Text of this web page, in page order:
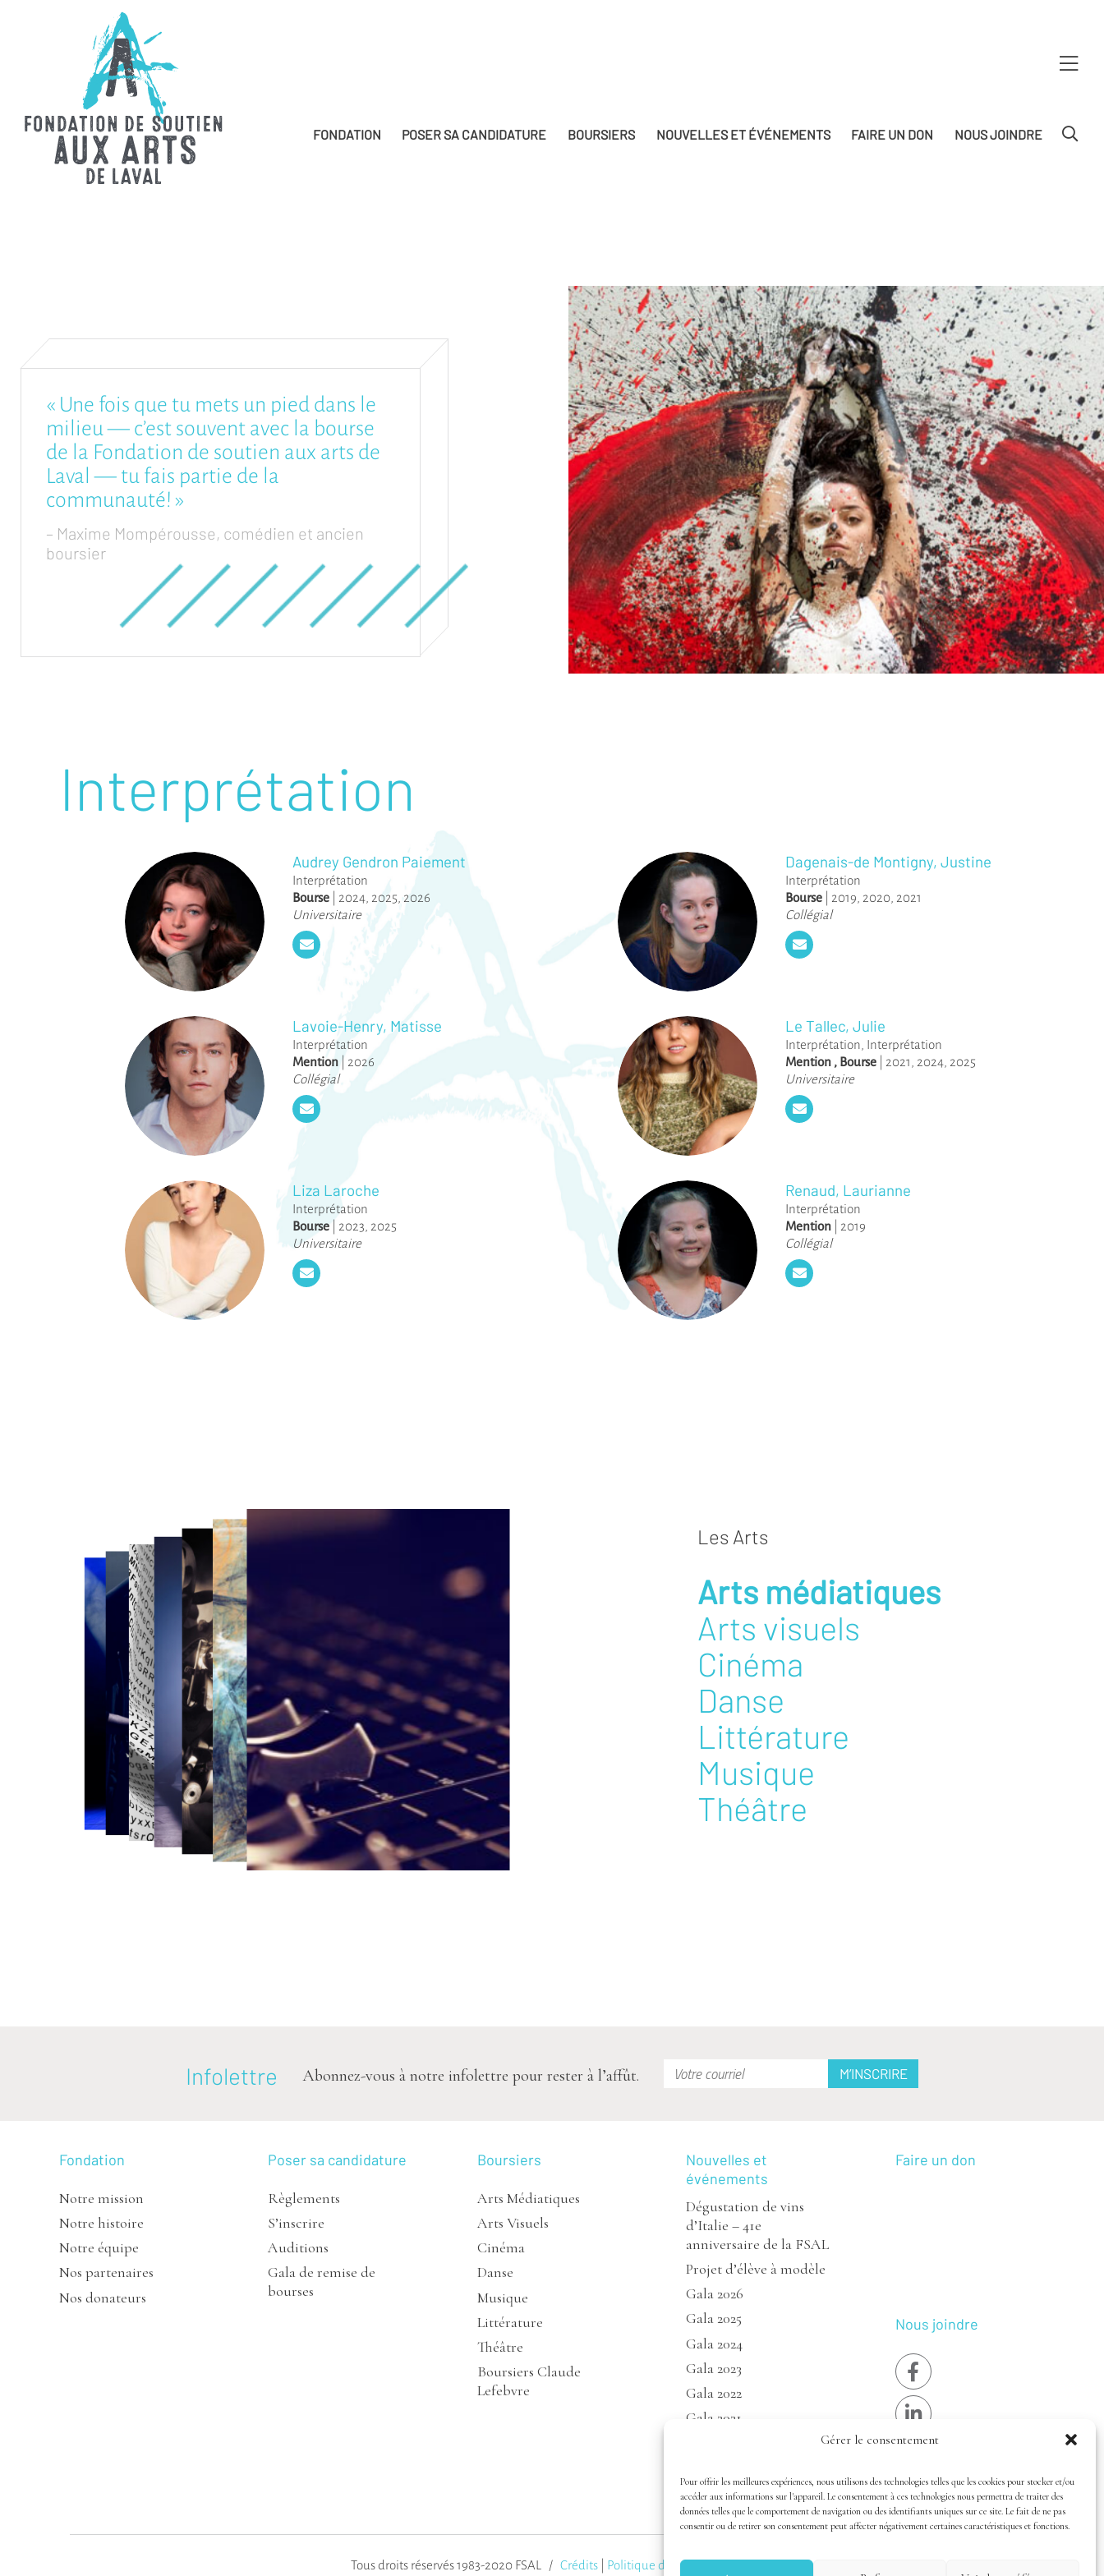
Gérer le consentement
Pour offrir les meilleures expériences, nous utilisons des technologies telles que les cookies pour stocker et/ou
accéder aux informations sur l'appareil. Le consentement à ces technologies nous permettra de traiter des
données telles que le comportement de navigation ou des identifiants uniques sur ce site. Le fait de ne pas
consentir ou de retirer son consentement peut affecter négativement certaines caractéristiques et fonctions.
FONDATION POSER SA CANDIDATURE BOURSIERS NOUVELLES ET ÉVÉNEMENTS FAIRE UN DON NOUS JOINDRE
« Une fois que tu mets un pied dans le
milieu — c’est souvent avec la bourse
de la Fondation de soutien aux arts de
Laval — tu fais partie de la
communauté! »
– Maxime Mompérousse, comédien et ancien
boursier
Interprétation
Audrey Gendron Paiement
Interprétation
Bourse
2024 2025 ,2026
Universitaire
Dagenais-de Montigny, Justine
Interprétation
Bourse
2019 2020 2021
Collégial
Lavoie-Henry, Matisse
Interprétation
Mention
2026
Collégial
Le Tallec, Julie
Interprétation Interprétation
Mention , Bourse 2021 2024 2025
Universitaire
Liza Laroche
Interprétation
Bourse
2023 2025
Universitaire
Renaud, Laurianne
Interprétation
Mention
2019
Collégial
Les Arts
Arts médiatiques
Arts visuels
Cinéma
Danse
Littérature
Musique
Théâtre
Infolettre Abonnez-vous à notre infolettre pour rester à l’affût.
Fondation
Notre mission
Notre histoire
Notre équipe
Nos partenaires
Nos donateurs
Poser sa candidature
Règlements
S’inscrire
Auditions
Gala de remise de
bourses
Boursiers
Arts Médiatiques
Arts Visuels
Cinéma
Danse
Musique
Littérature
Théâtre
Boursiers Claude
Lefebvre
Nouvelles et
événements
Dégustation de vins
d’Italie – 41e
anniversaire de la FSAL
Projet d’élève à modèle
Gala 2026
Gala 2025
Gala 2024
Gala 2023
Gala 2022
Gala 2021
Gala 2017
Faire un don
Nous joindre
Tous droits réservés 1983-2020 FSAL / Crédits| Politique de confidentialité